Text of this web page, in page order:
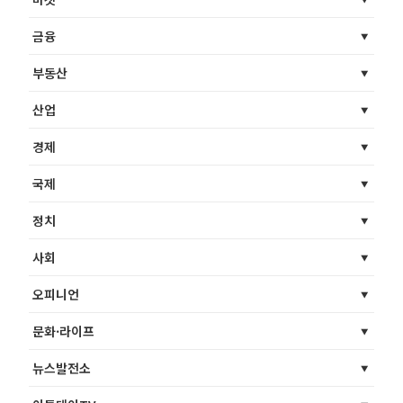
금융
부동산
산업
경제
국제
정치
사회
오피니언
문화·라이프
뉴스발전소